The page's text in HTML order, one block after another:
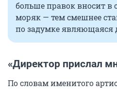
больше правок вносит
моряк — тем смешнее
по задумке являющаяся
«Директор прислал
По словам именитого